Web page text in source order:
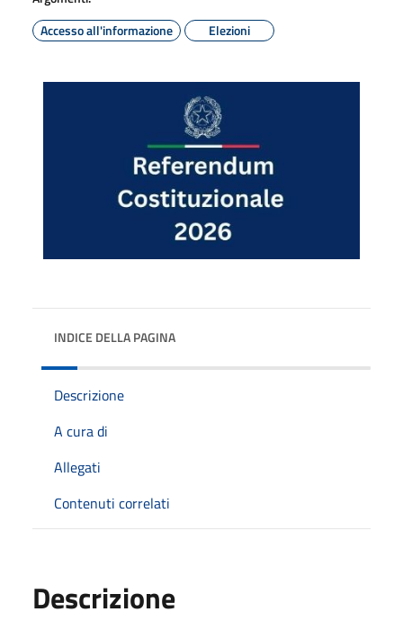
Accesso all'informazione
Elezioni
INDICE DELLA PAGINA
Descrizione
A cura di
Allegati
Contenuti correlati
Descrizione